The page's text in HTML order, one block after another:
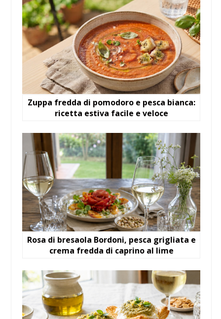
Zuppa fredda di pomodoro e pesca bianca:
ricetta estiva facile e veloce
Rosa di bresaola Bordoni, pesca grigliata e
crema fredda di caprino al lime